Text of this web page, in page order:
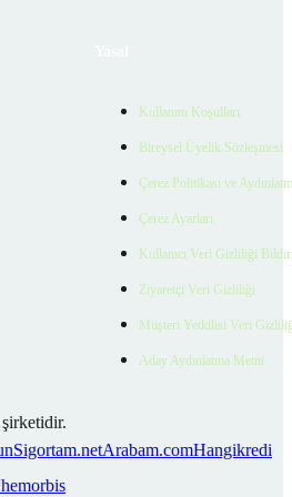
Kullanım Koşulları
Bireysel Üyelik Sözleşmesi
Çerez Politikası ve
Çerez Ayarları
Kullanıcı Veri Gizliliği
Ziyaretçi Veri Gizliliği
Müşteri Yetkilisi Veri
Aday Aydınlatma Metni
Sigortam.netArabam.comHangikredi